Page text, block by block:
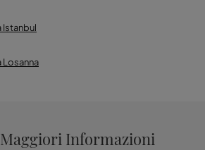
Istanbul
Losanna
Informazioni